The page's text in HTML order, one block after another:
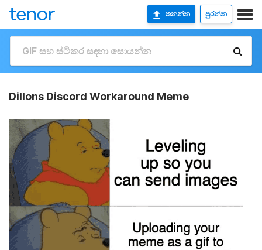
තනන්න පුරන්න
Dillons Discord Workaround Meme